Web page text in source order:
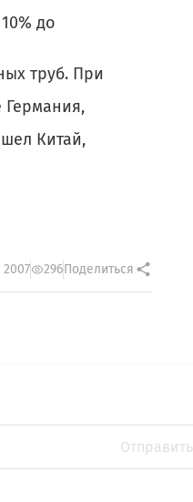
до
труб. При
Германия,
Китай,
2007 296Поделиться
Отправить